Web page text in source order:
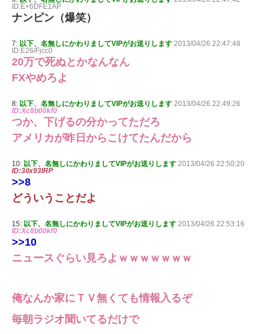
ID:E+6DFE1AP
ナンピン（爆笑）
7: 以下、名無しにかわりましてVIPがお送りします 2013/04/26 22:47:48
ID:E26/Fjcc0
20万で死ぬとかなんなん
FXやめろよ
8: 以下、名無しにかわりましてVIPがお送りします 2013/04/26 22:49:26
ID:Xc8b00kf0
つか、下げるの分かってただろ
アメリカが昨日からこけてたんだから
10: 以下、名無しにかわりましてVIPがお送りします 2013/04/26 22:50:20
ID:3ilx93IRP
>>8
どういうことだよ
15: 以下、名無しにかわりましてVIPがお送りします 2013/04/26 22:53:16
ID:Xc8b00kf0
>>10
ニュースぐらい見ろよｗｗｗｗｗｗｗ
俺なんか家にＴＶ無くても情報入るぞ
毎朝ラジオ聞いてるだけで